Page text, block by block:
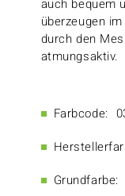
auch bequem
überzeugen
durch den
atmungsaktiv.
Farbcode:
Grundfarbe: